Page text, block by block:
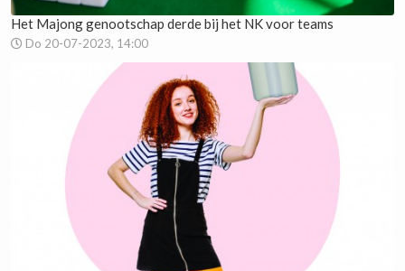
Het Majong genootschap derde bij het NK voor teams
Do 20-07-2023, 14:00